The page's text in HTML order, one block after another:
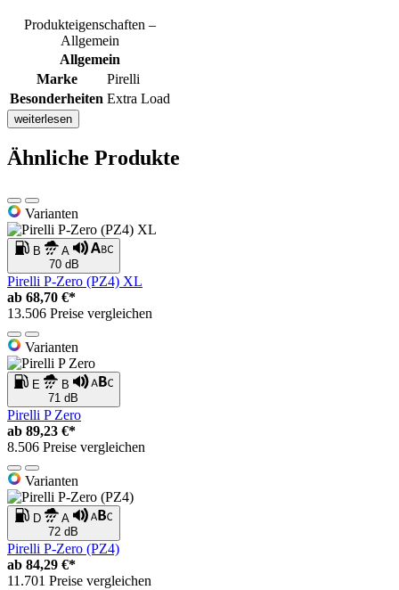
Produkteigenschaften –
Allgemein
Allgemein
Marke
Pirelli
Besonderheiten Extra Load
weiterlesen
Ähnliche Produkte
Varianten
B
A
70 dB
Pirelli P-Zero (PZ4) XL
ab 68,70 €*
13.506 Preise vergleichen
Varianten
E
B
71 dB
Pirelli P Zero
ab 89,23 €*
8.506 Preise vergleichen
Varianten
D
A
72 dB
Pirelli P-Zero (PZ4)
ab 84,29 €*
11.701 Preise vergleichen